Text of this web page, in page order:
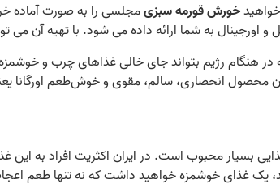
خورش قورمه سبزیمجلسی را به صورت آماده
به شما ارائه داده می‌ شود. با تهیه آن
هنگام رژیم بتواند جای خالی غذاهای چرب و خوشمزه
محصول انحصاری، سالم، مقوی و خوش‌طعم اورگانا
بسیار محبوب است. در ایران اکثریت افراد به این
یک غذای خوشمزه خواهید داشت که نه تنها طعم